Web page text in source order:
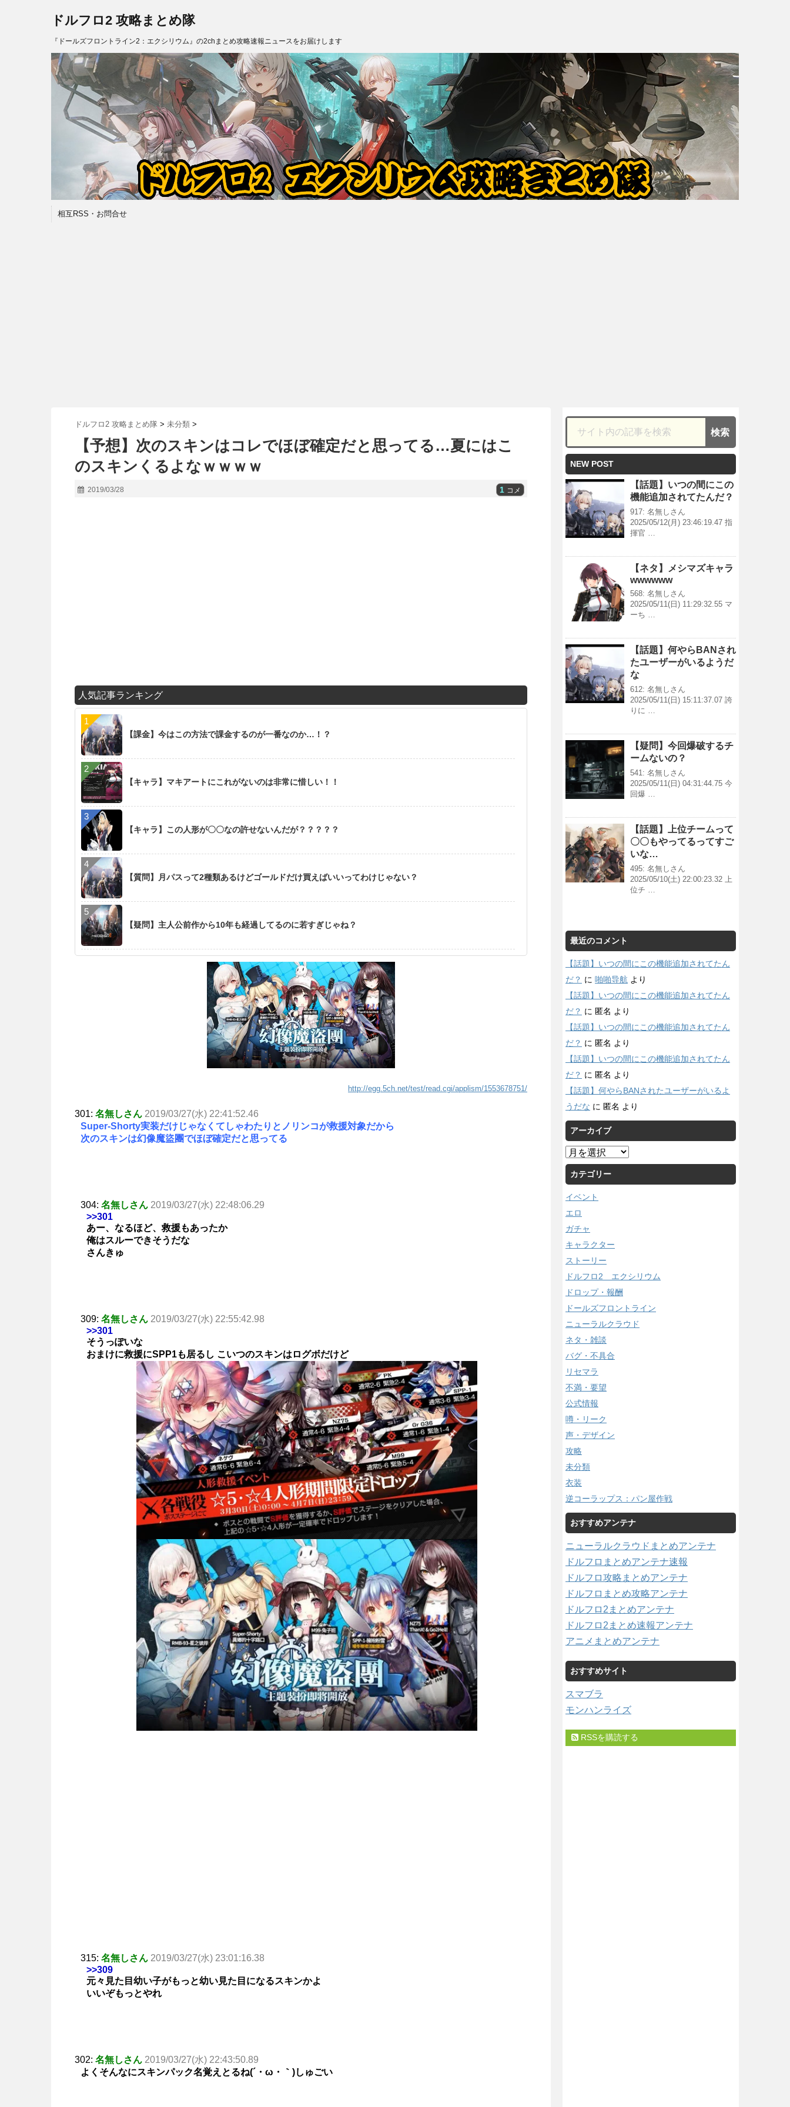
ドルフロ2 攻略まとめ隊
『ドールズフロントライン2：エクシリウム』の2chまとめ攻略速報ニュースをお届けします
相互RSS・お問合せ
ドルフロ2 攻略まとめ隊 > 未分類 >
【予想】次のスキンはコレでほぼ確定だと思ってる…夏にはこ
のスキンくるよなｗｗｗｗ
2019/03/28 1 コメ
人気記事ランキング
【課金】今はこの方法で課金するのが一番なのか…！？
【キャラ】マキアートにこれがないのは非常に惜しい！！
【キャラ】この人形が〇〇なの許せないんだが？？？？？
【質問】月パスって2種類あるけどゴールドだけ買えばいいってわけじゃない？
【疑問】主人公前作から10年も経過してるのに若すぎじゃね？
http://egg.5ch.net/test/read.cgi/applism/1553678751/
301: 名無しさん 2019/03/27(水) 22:41:52.46
Super-Shorty実装だけじゃなくてしゃわたりとノリンコが救援対象だから
次のスキンは幻像魔盜團でほぼ確定だと思ってる
304: 名無しさん 2019/03/27(水) 22:48:06.29
>>301
あー、なるほど、救援もあったか
俺はスルーできそうだな
さんきゅ
309: 名無しさん 2019/03/27(水) 22:55:42.98
>>301
そうっぽいな
おまけに救援にSPP1も居るし こいつのスキンはログボだけど
315: 名無しさん 2019/03/27(水) 23:01:16.38
>>309
元々見た目幼い子がもっと幼い見た目になるスキンかよ
いいぞもっとやれ
302: 名無しさん 2019/03/27(水) 22:43:50.89
よくそんなにスキンパック名覚えとるね(´・ω・｀)しゅごい
NEW POST
【話題】いつの間にこの
機能追加されてたんだ？
917: 名無しさん
2025/05/12(月) 23:46:19.47 指
揮官 …
【ネタ】メシマズキャラ
wwwwww
568: 名無しさん
2025/05/11(日) 11:29:32.55 マ
ーち …
【話題】何やらBANされ
たユーザーがいるようだ
な
612: 名無しさん
2025/05/11(日) 15:11:37.07 誇
りに …
【疑問】今回爆破するチ
ームないの？
541: 名無しさん
2025/05/11(日) 04:31:44.75 今
回爆 …
【話題】上位チームって
〇〇もやってるってすご
いな…
495: 名無しさん
2025/05/10(土) 22:00:23.32 上
位チ …
最近のコメント
【話題】いつの間にこの機能追加されてたん
だ？ に 啪啪导航 より
【話題】いつの間にこの機能追加されてたん
だ？ に 匿名 より
【話題】いつの間にこの機能追加されてたん
だ？ に 匿名 より
【話題】いつの間にこの機能追加されてたん
だ？ に 匿名 より
【話題】何やらBANされたユーザーがいるよ
うだな に 匿名 より
アーカイブ
ア
ー
カ
イ
ブ
カテゴリー
イベント
エロ
ガチャ
キャラクター
ストーリー
ドルフロ2 エクシリウム
ドロップ・報酬
ドールズフロントライン
ニューラルクラウド
ネタ・雑談
バグ・不具合
リセマラ
不満・要望
公式情報
噂・リーク
声・デザイン
攻略
未分類
衣装
逆コーラップス：パン屋作戦
おすすめアンテナ
ニューラルクラウドまとめアンテナ
ドルフロまとめアンテナ速報
ドルフロ攻略まとめアンテナ
ドルフロまとめ攻略アンテナ
ドルフロ2まとめアンテナ
ドルフロ2まとめ速報アンテナ
アニメまとめアンテナ
おすすめサイト
スマブラ
モンハンライズ
RSSを購読する